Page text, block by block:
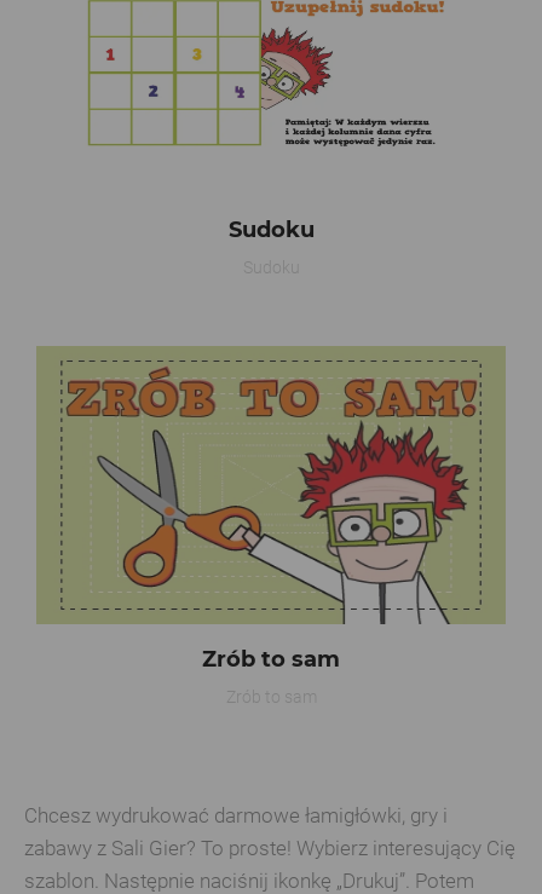
Sudoku
Sudoku
Zrób to sam
Zrób to sam
Chcesz wydrukować darmowe łamigłówki, gry i
zabawy z Sali Gier? To proste! Wybierz interesujący Cię
szablon. Następnie naciśnij ikonkę „Drukuj”. Potem